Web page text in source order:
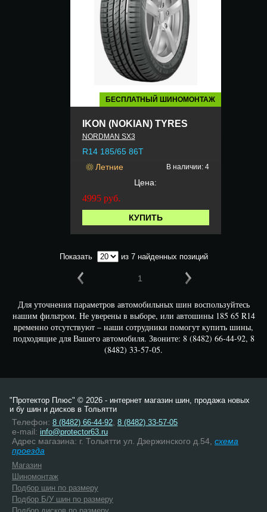
БЕСПЛАТНЫЙ ШИНОМОНТАЖ
IKON (NOKIAN) TYRES
NORDMAN SX3
R14 185/65 86T
Летние
В наличии: 4
Цена:
4995 руб.
КУПИТЬ
Показать из 7 найденных позиций
1
Для уточнения параметров автомобильных шин воспользуйтесь
нашим фильтром. Не уверены в выборе, или автошины 185 65 R14
временно отсутствуют – наши сотрудники помогут купить шины,
подходящие для Вашего автомобиля. Звоните: 8 (8482) 66-44-92, 8
(8482) 33-57-05.
"Протектор Плюс" © 2026 - интернет магазин шин, продажа новых
и бу шин и дисков в Тольятти
Телефон: 8 (8482) 66-44-92 8 (8482) 33-57-05
e-mail: info@protector63.ru
Адрес магазина: г. Тольятти ул. Дзержинского д.54, схема
проезда
Магазин
Шиномонтаж
Подбор шин по размеру
Подбор Б/У шин по размеру